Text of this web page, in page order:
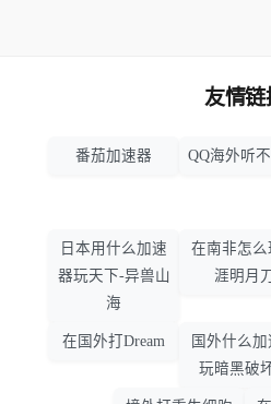
友情链
番茄加速器 QQ海外听
日本用什么加速
器玩天下-异兽山
海
在南非怎么
涯明月
在国外打Dream
国外什么加
玩暗黑破